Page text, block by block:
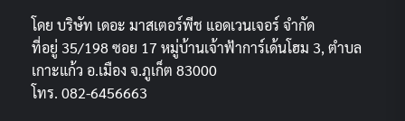
โดย บริษัท เดอะ มาสเตอร์พีช แอดเวนเจอร์ จำกัด
ที่อยู่ 35/198 ซอย 17 หมู่บ้านเจ้าฟ้าการ์เด้นโฮม 3, ตำบล
เกาะแก้ว อ.เมือง จ.ภูเก็ต 83000
โทร. 082-6456663